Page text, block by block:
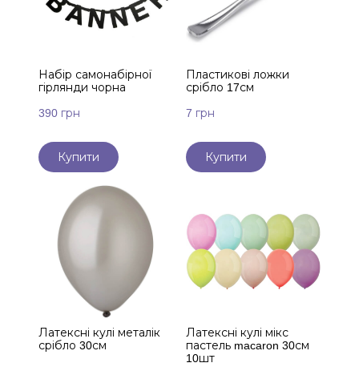
Набір самонабірної
гірлянди чорна
390 грн
Купити
Пластикові ложки
срібло 17см
7 грн
Купити
Латексні кулі металік
срібло 30см
Латексні кулі мікс
пастель macaron 30см
10шт